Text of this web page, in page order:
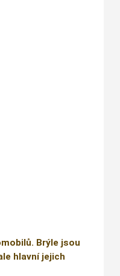
Brýle jsou
hlavní jejich